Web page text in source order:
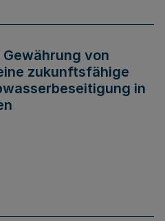
von
zukunftsfähige
in